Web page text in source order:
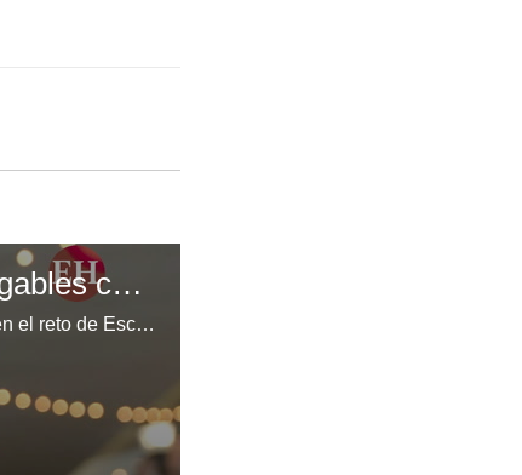
Megaexpoferia de reciclaje Escuelas Amigables con el Ambiente
En el marco del Día Mundial del Ambiente, los CEB participantes en el reto de Escuelas Amigables con el Ambiente mostraron su capacidad.